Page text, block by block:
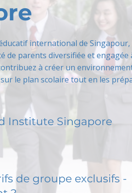
international de
de parents diversifiée et
à créer un
le plan scolaire tout en les
Institute Singapore
de groupe exclusifs -